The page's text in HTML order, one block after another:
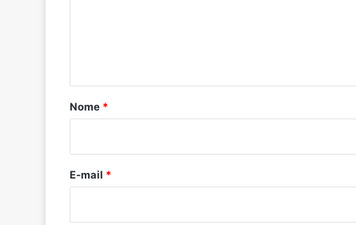
r
*
Nome *
E-mail *